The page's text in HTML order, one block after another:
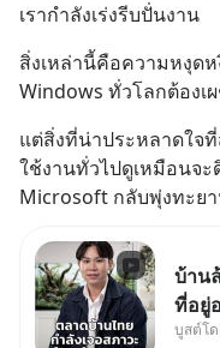
เรากำลังเร่งรีบปั่นงาน
สิ่งเหล่านี้คือความหงุด
Windows ทั่วโลกต้องเ
แต่สิ่งที่น่าประหลาดใ
ใช้งานทั่วไปดูเหมือนจ
Microsoft กลับพุ่งทะย
บ้าน
ที่อยู่
บูสต์โด